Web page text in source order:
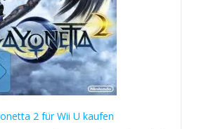
2 für Wii U kaufen